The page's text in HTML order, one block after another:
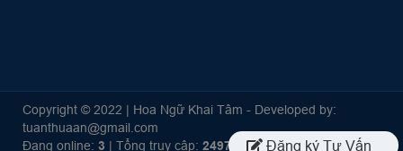
Đăng ký Tư Vấn
Copyright © 2022 | Hoa Ngữ Khai Tâm - Developed by:
tuanthuaan@gmail.com
Đang online: 3 | Tổng truy cập: 249700